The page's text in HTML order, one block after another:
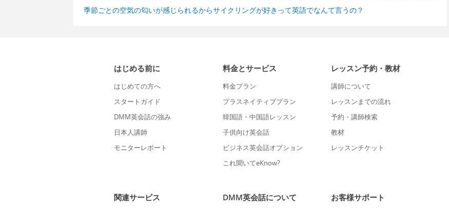
季節ごとの空気の匂いが感じられるからサイクリングが好きって英語でなんて言うの？
はじめる前に
はじめての方へ
スタートガイド
DMM英会話の強み
日本人講師
モニターレポート
料金とサービス
料金プラン
プラスネイティブプラン
韓国語・中国語レッスン
子供向け英会話
ビジネス英会話オプション
これ聞いてeKnow?
レッスン予約・教材
講師について
レッスンまでの流れ
予約・講師検索
教材
レッスンチケット
関連サービス DMM英会話について お客様サポート